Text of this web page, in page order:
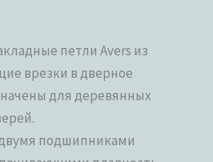
петли Avers из
врезки в дверное
для деревянных
подшипниками